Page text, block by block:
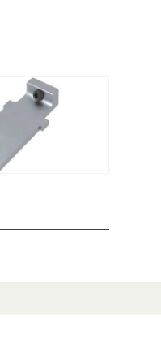
eine